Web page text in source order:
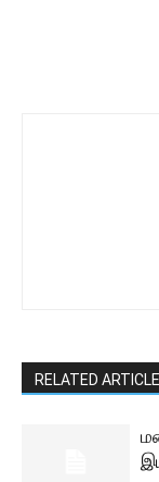
RELATED